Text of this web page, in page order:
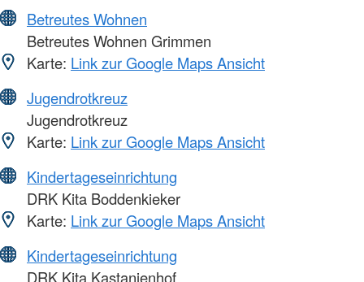
Betreutes Wohnen
Betreutes Wohnen Grimmen
Karte: Link zur Google Maps Ansicht
Jugendrotkreuz
Jugendrotkreuz
Karte: Link zur Google Maps Ansicht
Kindertageseinrichtung
DRK Kita Boddenkieker
Karte: Link zur Google Maps Ansicht
Kindertageseinrichtung
DRK Kita Kastanienhof